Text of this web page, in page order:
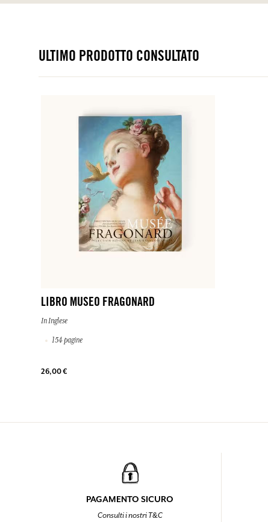
ULTIMO PRODOTTO CONSULTATO
LIBRO MUSEO FRAGONARD
In Inglese
154 pagine
26,00 €
PAGAMENTO SICURO
Consulti i nostri T&C